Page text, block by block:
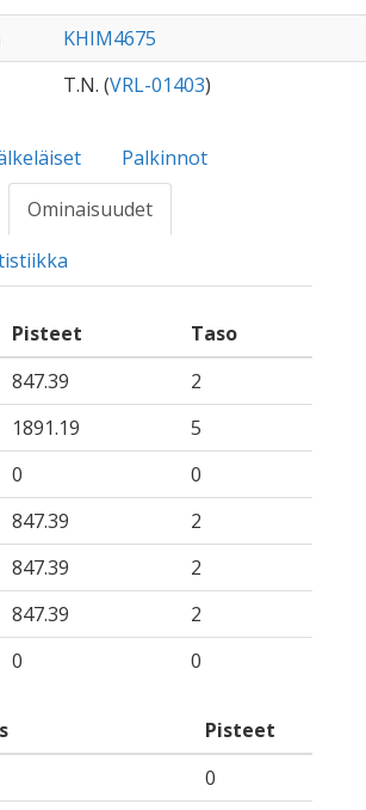
KHIM4675
T.N. (VRL-01403)
Palkinnot
Ominaisuudet
Pisteet
Taso
847.39
2
1891.19
5
0
0
847.39
2
847.39
2
847.39
2
0 0
Pisteet
0